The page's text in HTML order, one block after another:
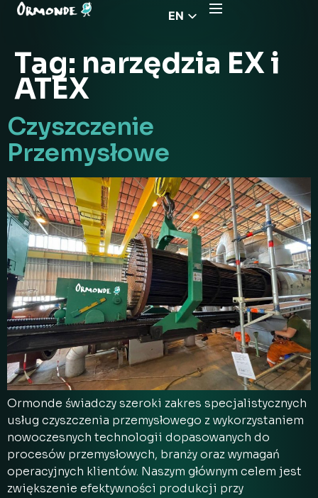
EN
PL
HU
EL
Tag: narzędzia EX i
ATEX
Czyszczenie
Przemysłowe
Ormonde świadczy szeroki zakres specjalistycznych
usług czyszczenia przemysłowego z wykorzystaniem
nowoczesnych technologii dopasowanych do
procesów przemysłowych, branży oraz wymagań
operacyjnych klientów. Naszym głównym celem jest
zwiększenie efektywności produkcji przy